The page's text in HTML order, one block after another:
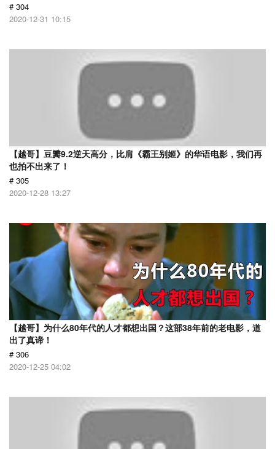
# 304
2020-12-31 10:15
【越哥】豆瓣9.2逆天高分，比肩《霸王别姬》的华语电影，我们再
也拍不出来了！
# 305
2020-12-28 13:27
【越哥】为什么80年代的人才都想出国？这部38年前的老电影，道
出了真谛！
# 306
2020-12-25 04:02